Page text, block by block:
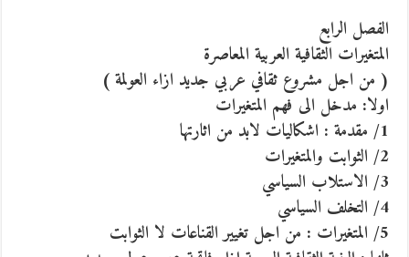
الفصل الرابع
المتغيرات الثقافية العربية المعاصرة
( من اجل مشروع ثقافي عربي جديد ازاء العولمة )
اولا: مدخل الى فهم المتغيرات
1/ مقدمة : اشكاليات لابد من اثارتها
2/ الثوابت والمتغيرات
3/ الاستلاب السياسي
4/ التخلف السياسي
5/ المتغيرات : من اجل تغيير القناعات لا الثوابت